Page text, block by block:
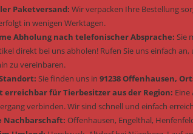
Paketversand: Wir verpacken Ihre Bestellung
in wenigen Werktagen.
Abholung nach telefonischer Absprache: Sie
direkt bei uns abholen! Rufen Sie uns einfach
zu vereinbaren.
Sie finden uns in 91238 Offenhausen,
erreichbar für Tierbesitzer aus der Region:
verbinden. Wir sind schnell und einfach
Nachbarschaft: Offenhausen, Engelthal,